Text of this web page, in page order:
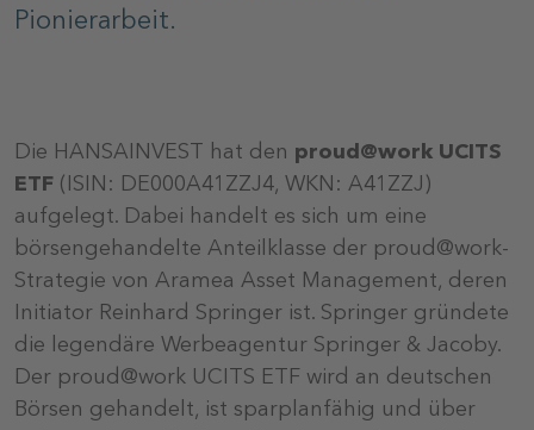
Pionierarbeit.
Die HANSAINVEST hat den proud@work UCITS
ETF (ISIN: DE000A41ZZJ4, WKN: A41ZZJ)
aufgelegt. Dabei handelt es sich um eine
börsengehandelte Anteilklasse der proud@work-
Strategie von Aramea Asset Management, deren
Initiator Reinhard Springer ist. Springer gründete
die legendäre Werbeagentur Springer & Jacoby.
Der proud@work UCITS ETF wird an deutschen
Börsen gehandelt, ist sparplanfähig und über